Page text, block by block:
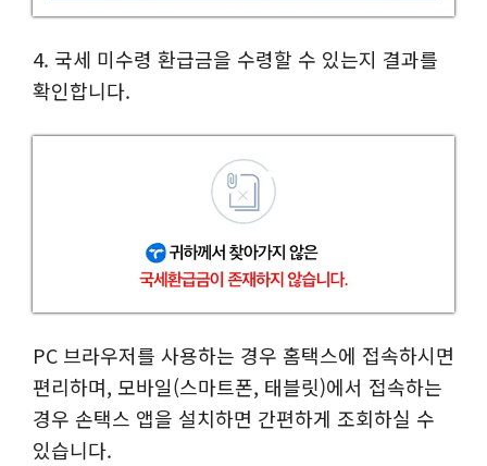
4. 국세 미수령 환급금을 수령할 수 있는지 결과를
확인합니다.
PC 브라우저를 사용하는 경우 홈택스에 접속하시면
편리하며, 모바일(스마트폰, 태블릿)에서 접속하는
경우 손택스 앱을 설치하면 간편하게 조회하실 수
있습니다.